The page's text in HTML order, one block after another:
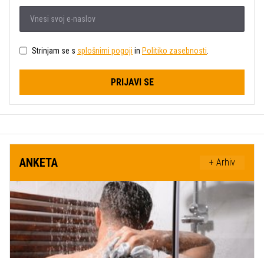
Strinjam se s splošnimi pogoji in Politiko zasebnosti
PRIJAVI SE
ANKETA + Arhiv